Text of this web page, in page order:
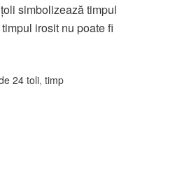
simbolizează timpul
irosit nu poate fi
24 toli, timp